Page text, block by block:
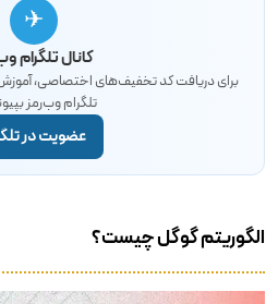
✈
کانال تلگرام
برای دریافت کد تخفیف‌های اختصاصی،
تلگرام وب‌رمز
عضویت در
الگوریتم گوگل چیست؟